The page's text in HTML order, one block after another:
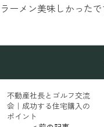
ラーメン美味しかった
不動産社長とゴルフ交流
会｜成功する住宅購入の
ポイント